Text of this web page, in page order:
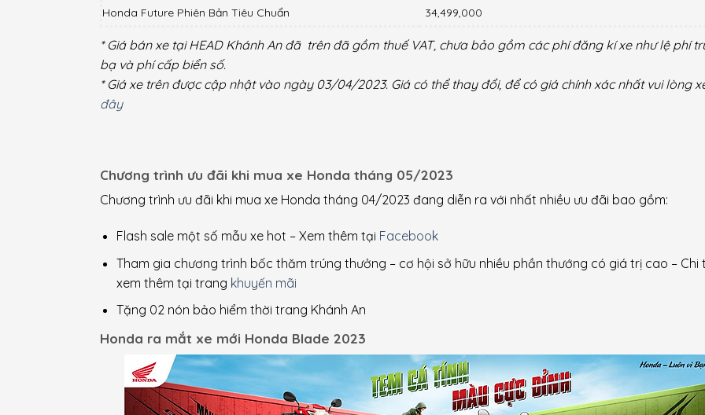
Honda Future Phiên Bản Tiêu Chuẩn
34,499,000
* Giá bán xe tại HEAD Khánh An đã trên đã gồm thuế VAT, chưa bảo gồm các phí đăng kí xe như lệ phí
bạ và phí cấp biển số.
* Giá xe trên được cập nhật vào ngày 03/04/2023. Giá có thể thay đổi, để có giá chính xác nhất vui lòng
đây
Chương trình ưu đãi khi mua xe Honda tháng 05/2023
Chương trình ưu đãi khi mua xe Honda tháng 04/2023 đang diễn ra với nhất nhiều ưu đãi bao gồm:
Flash sale một số mẫu xe hot – Xem thêm tại Facebook
Tham gia chương trình bốc thăm trúng thưởng – cơ hội sở hữu nhiều phần thướng có giá trị cao – Chi
xem thêm tại trang khuyến mãi
Tặng 02 nón bảo hiểm thời trang Khánh An
Honda ra mắt xe mới Honda Blade 2023